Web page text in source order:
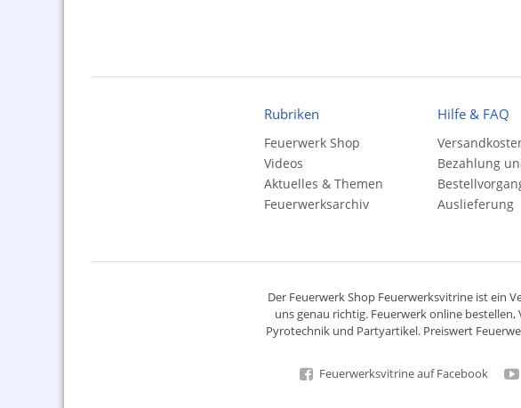
Rubriken
Feuerwerk Shop
Videos
Aktuelles & Themen
Feuerwerksarchiv
Hilfe & FAQ
Bezahlung
Auslieferung
Der Feuerwerk Shop Feuerwerksvitrine ist ein
uns genau richtig. Feuerwerk online bestellen,
Pyrotechnikund Partyartikel. Preiswert
Feuerwerksvitrine auf Facebook